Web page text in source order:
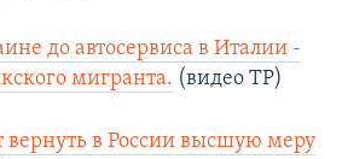
до автосервиса в Италии -
мигранта. (видео ТР)
вернуть в России высшую меру